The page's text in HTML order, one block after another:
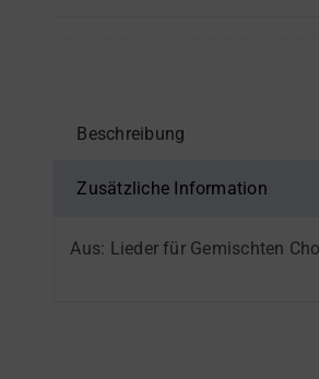
Beschreibung
Zusätzliche Information
Aus: Lieder für Gemischten